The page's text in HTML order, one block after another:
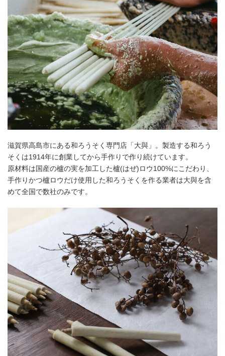
滋賀県高島市にある和ろうそく専門店「大與」。製造する和ろう
そくは1914年に創業してから手作りで作り続けています。
原材料は国産の櫨の実を加工した櫨(はぜ)ロウ100%にこだわり、
手作りかつ櫨ロウだけ使用した和ろうそくを作る業者は大與を含
めて全国で数社のみです。